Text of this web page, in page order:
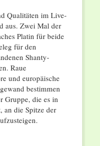
Qualitäten im Live-
aus. Zwei Mal der
Platin für beide
für den
Shanty-
Raue
und europäische
bestimmen
Gruppe, die es in
an die Spitze der